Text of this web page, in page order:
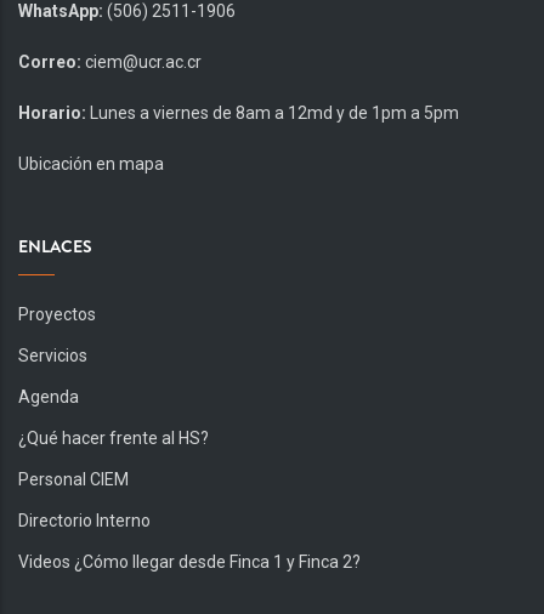
WhatsApp: (506) 2511-1906
Correo: ciem@ucr.ac.cr
Horario: Lunes a viernes de 8am a 12md y de 1pm a 5pm
Ubicación en mapa
ENLACES
Proyectos
Servicios
Agenda
¿Qué hacer frente al HS?
Personal CIEM
Directorio Interno
Videos ¿Cómo llegar desde Finca 1 y Finca 2?